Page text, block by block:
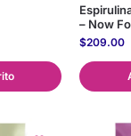
– Now
$209.00